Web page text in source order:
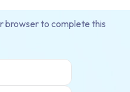
browser to complete this